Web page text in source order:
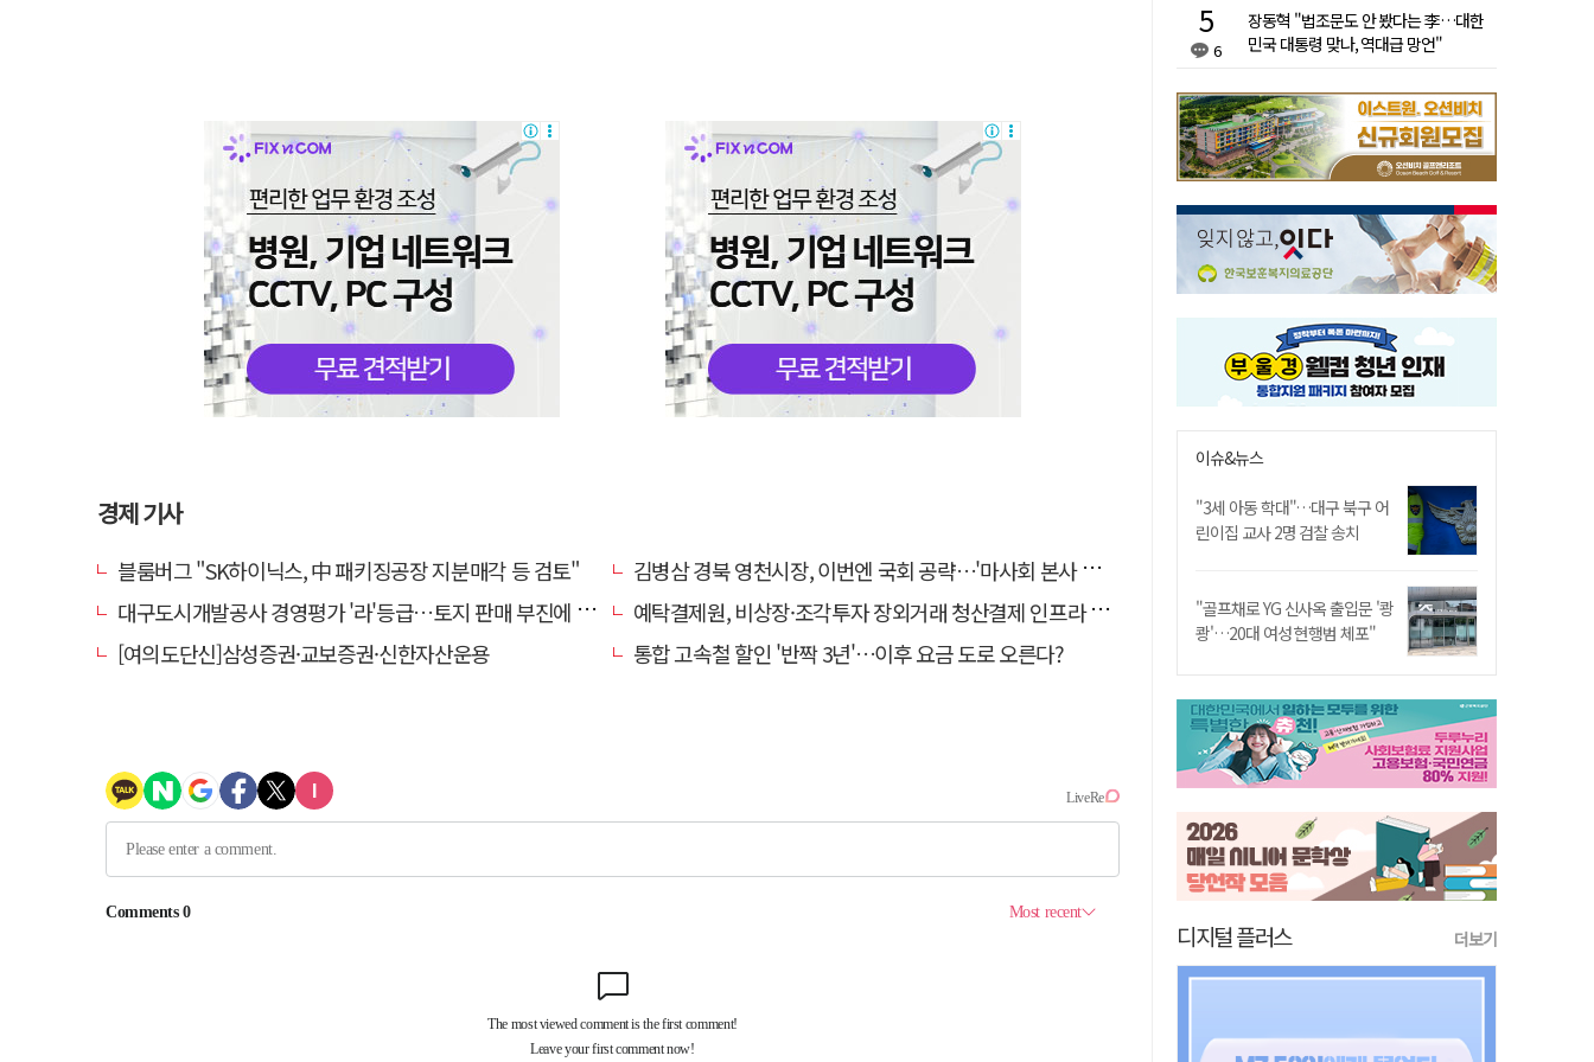
경제 기사
블룸버그 "SK하이닉스, 中 패키징공장 지분매각 등 검토"
김병삼 경북 영천시장, 이번엔 국회 공략…'마사회 본사 이전·광역교통망 확충' 요청
대구도시개발공사 경영평가 '라'등급…토지 판매 부진에 1년 만에 두 단계 '뚝'
예탁결제원, 비상장·조각투자 장외거래 청산결제 인프라 구축 착수…연내 가동
[여의도단신]삼성증권·교보증권·신한자산운용
통합 고속철 할인 '반짝 3년'…이후 요금 도로 오른다?
6
장동혁 "법조문도 안 봤다는 李…대한
민국 대통령 맞나, 역대급 망언"
이슈&뉴스
"3세 아동 학대"…대구 북구 어
린이집 교사 2명 검찰 송치
"골프채로 YG 신사옥 출입문 '쾅
쾅'…20대 여성 현행범 체포"
디지털 플러스 더보기